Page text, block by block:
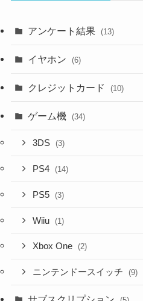
アンケート結果 (13)
イヤホン (6)
クレジットカード (10)
ゲーム機 (34)
3DS (3)
PS4 (14)
PS5 (3)
Wiiu (1)
Xbox One (2)
ニンテンドースイッチ (9)